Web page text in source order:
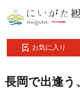
お気に入り
長岡で出逢う